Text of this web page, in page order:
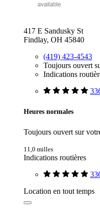
417 E Sandusky St
Findlay, OH 45840
(419) 423-4543
Toujours ouvert
Indications
Heures normales
Toujours ouvert sur
11,0 milles
Indications routières
Location en tout temps